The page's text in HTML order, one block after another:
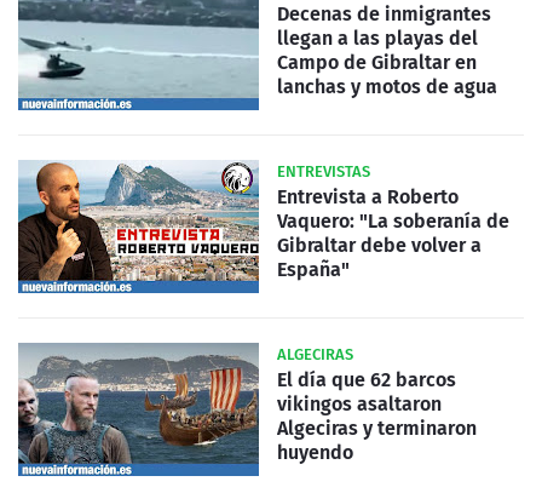
Decenas de inmigrantes
llegan a las playas del
Campo de Gibraltar en
lanchas y motos de agua
ENTREVISTAS
Entrevista a Roberto
Vaquero: "La soberanía de
Gibraltar debe volver a
España"
ALGECIRAS
El día que 62 barcos
vikingos asaltaron
Algeciras y terminaron
huyendo